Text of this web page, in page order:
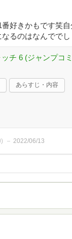
好きかもです笑
るのはなんでで
チ 6 (ジャンプコ
あらすじ・内容
) 2022/06/13